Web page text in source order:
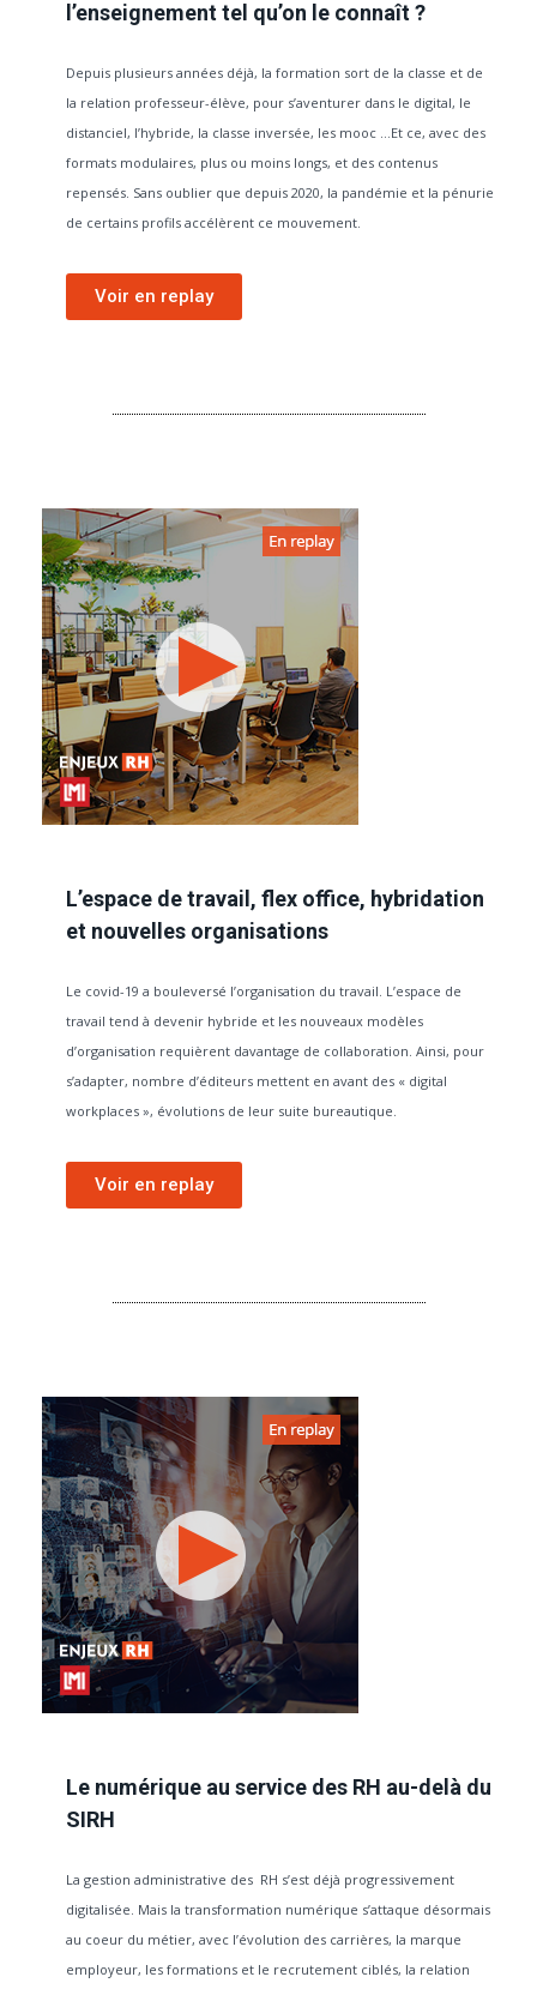
l’enseignement tel qu’on le connaît ?
Depuis plusieurs années déjà, la formation sort de la classe et de
la relation professeur-élève, pour s’aventurer dans le digital, le
distanciel, l’hybride, la classe inversée, les mooc …Et ce, avec des
formats modulaires, plus ou moins longs, et des contenus
repensés. Sans oublier que depuis 2020, la pandémie et la pénurie
de certains profils accélèrent ce mouvement.
Voir en replay
L’espace de travail, flex office, hybridation
et nouvelles organisations
Le covid-19 a bouleversé l’organisation du travail. L’espace de
travail tend à devenir hybride et les nouveaux modèles
d’organisation requièrent davantage de collaboration. Ainsi, pour
s’adapter, nombre d’éditeurs mettent en avant des « digital
workplaces », évolutions de leur suite bureautique.
Voir en replay
Le numérique au service des RH au-delà du
SIRH
La gestion administrative des RH s’est déjà progressivement
digitalisée. Mais la transformation numérique s’attaque désormais
au coeur du métier, avec l’évolution des carrières, la marque
employeur, les formations et le recrutement ciblés, la relation